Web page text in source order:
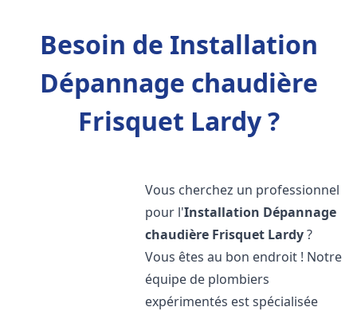
Besoin de Installation
Dépannage chaudière
Frisquet Lardy ?
Vous cherchez un professionnel
pour l'Installation Dépannage
chaudière Frisquet Lardy?
Vous êtes au bon endroit ! Notre
équipe de plombiers
expérimentés est spécialisée